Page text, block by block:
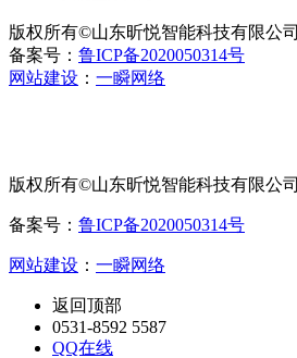
版权所有©山东昕悦智能科技有限公司
备案号： 鲁ICP备2020050314号
网站建设 ： 一瞬网络
版权所有©山东昕悦智能科技有限公司
备案号： 鲁ICP备2020050314号
网站建设 ： 一瞬网络
返回顶部
0531-8592 5587
QQ在线